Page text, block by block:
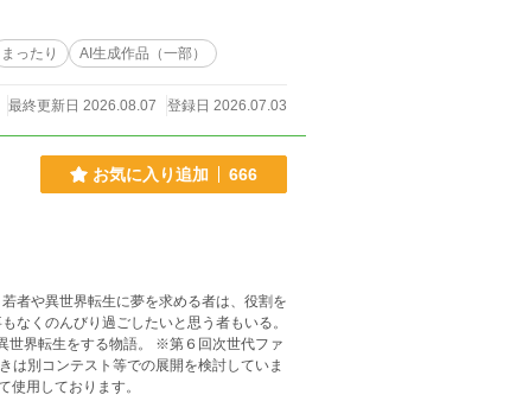
まったり AI生成作品（一部）
最終更新日 2026.08.07 登録日 2026.07.03
お気に入り追加 666
者や異世界転生に夢を求める者は、役割を
なくのんびり過ごしたいと思う者もいる。
物語。 ※第６回次世代ファ
は別コンテスト等での展開を検討していま
使用しております。